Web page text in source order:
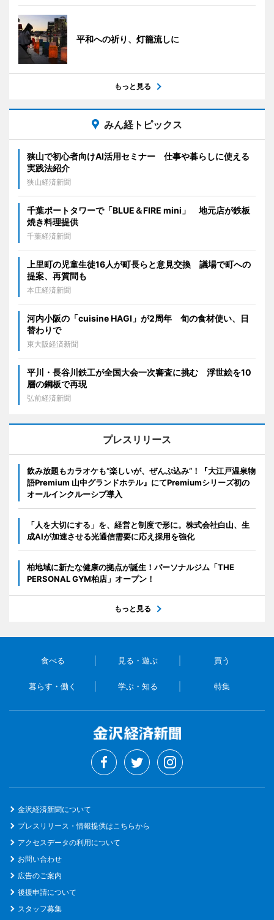
平和への祈り、灯籠流しに
もっと見る
みん経トピックス
狭山で初心者向けAI活用セミナー 仕事や暮らしに使える
実践法紹介
狭山経済新聞
千葉ポートタワーで「BLUE＆FIRE mini」 地元店が鉄板
焼き料理提供
千葉経済新聞
上里町の児童生徒16人が町長らと意見交換 議場で町への
提案、再質問も
本庄経済新聞
河内小阪の「cuisine HAGI」が2周年 旬の食材使い、日
替わりで
東大阪経済新聞
平川・長谷川鉄工が全国大会一次審査に挑む 浮世絵を10
層の鋼板で再現
弘前経済新聞
プレスリリース
飲み放題もカラオケも“楽しいが、ぜんぶ込み”！『大江戸温泉物
語Premium 山中グランドホテル』にてPremiumシリーズ初の
オールインクルーシブ導入
「人を大切にする」を、経営と制度で形に。株式会社白山、生
成AIが加速させる光通信需要に応え採用を強化
柏地域に新たな健康の拠点が誕生！パーソナルジム「THE
PERSONAL GYM柏店」オープン！
もっと見る
食べる 見る・遊ぶ 買う
暮らす・働く 学ぶ・知る 特集
金沢経済新聞について
プレスリリース・情報提供はこちらから
アクセスデータの利用について
お問い合わせ
広告のご案内
後援申請について
スタッフ募集